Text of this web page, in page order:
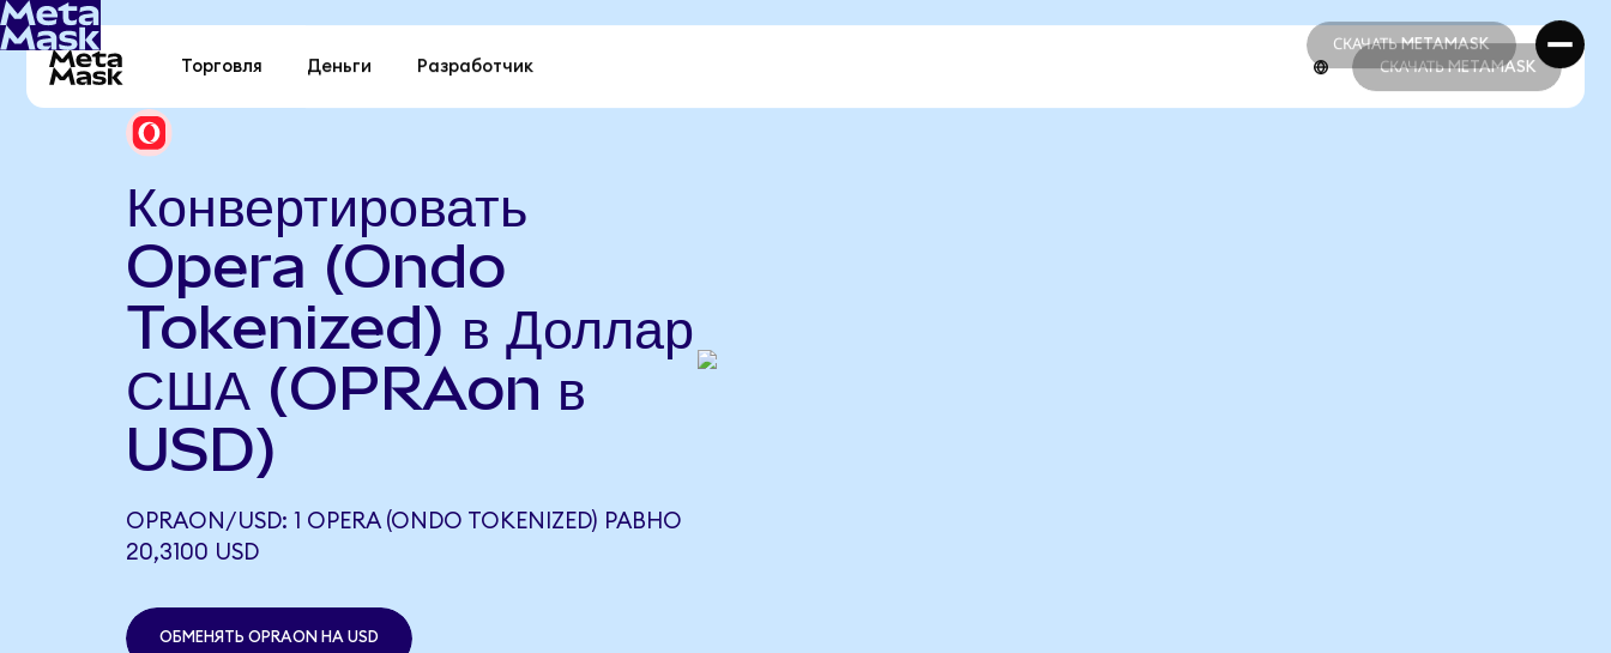
СКАЧАТЬ METAMASK
СКАЧАТЬ METAMASK
Торговля Деньги Разработчик СКАЧАТЬ METAMASK
Конвертировать
Opera (Ondo
Tokenized) в Доллар
США (OPRAon в
USD)
OPRAON/USD: 1 OPERA (ONDO TOKENIZED) РАВНО
20,3100 USD
ОБМЕНЯТЬ OPRAON НА USD